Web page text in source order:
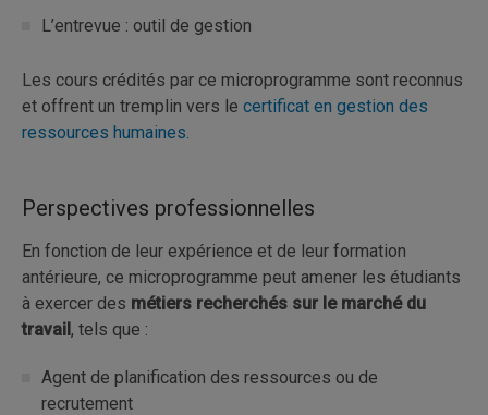
L’entrevue : outil de gestion
Les cours crédités par ce microprogramme sont reconnus
et offrent un tremplin vers le certificat en gestion des
ressources humaines.
Perspectives professionnelles
En fonction de leur expérience et de leur formation
antérieure, ce microprogramme peut amener les étudiants
à exercer des métiers recherchés sur le marché du
travail, tels que :
Agent de planification des ressources ou de
recrutement